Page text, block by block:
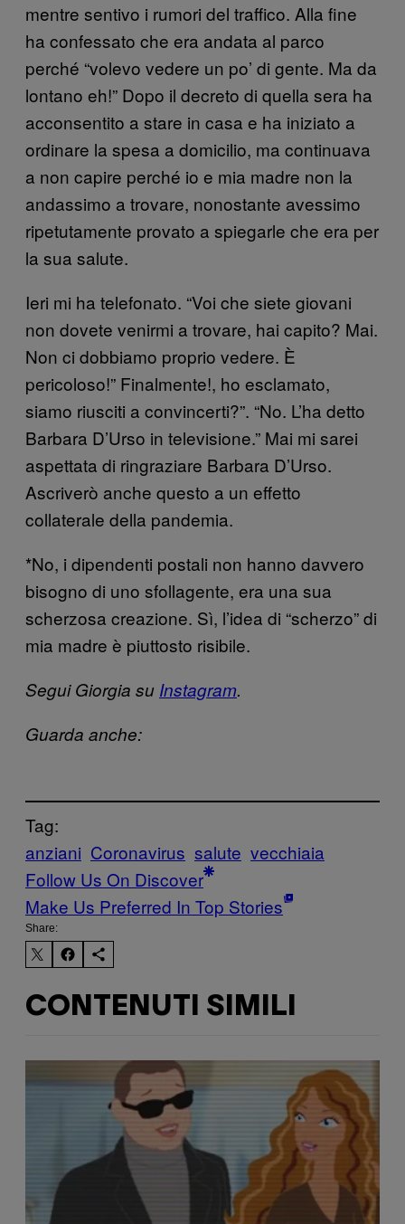
mentre sentivo i rumori del traffico. Alla fine
ha confessato che era andata al parco
perché “volevo vedere un po’ di gente. Ma da
lontano eh!” Dopo il decreto di quella sera ha
acconsentito a stare in casa e ha iniziato a
ordinare la spesa a domicilio, ma continuava
a non capire perché io e mia madre non la
andassimo a trovare, nonostante avessimo
ripetutamente provato a spiegarle che era per
la sua salute.
Ieri mi ha telefonato. “Voi che siete giovani
non dovete venirmi a trovare, hai capito? Mai.
Non ci dobbiamo proprio vedere. È
pericoloso!” Finalmente!, ho esclamato,
siamo riusciti a convincerti?”. “No. L’ha detto
Barbara D’Urso in televisione.” Mai mi sarei
aspettata di ringraziare Barbara D’Urso.
Ascriverò anche questo a un effetto
collaterale della pandemia.
*No, i dipendenti postali non hanno davvero
bisogno di uno sfollagente, era una sua
scherzosa creazione. Sì, l’idea di “scherzo” di
mia madre è piuttosto risibile.
Segui Giorgia su Instagram.
Guarda anche:
Tag:
anziani Coronavirus salute vecchiaia
Follow Us On Discover
Make Us Preferred In Top Stories
Share:
CONTENUTI SIMILI